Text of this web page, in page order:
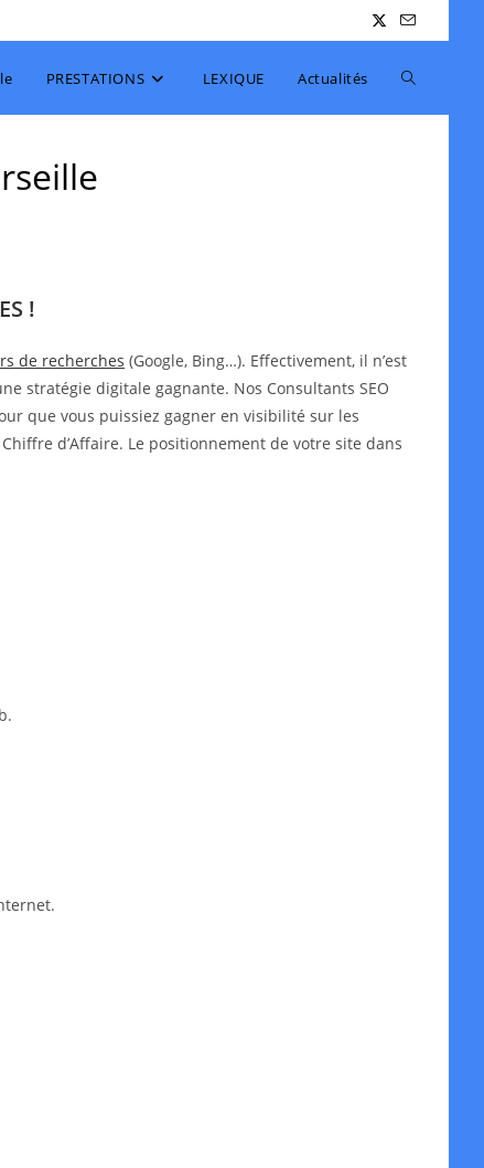
PRESTATIONS LEXIQUE Actualités Toggle
!
de recherches (Google, Bing…). Effectivement, il n’est
stratégie digitale gagnante. Nos Consultants SEO
que vous puissiez gagner en visibilité sur les
d’Affaire. Le positionnement de votre site dans